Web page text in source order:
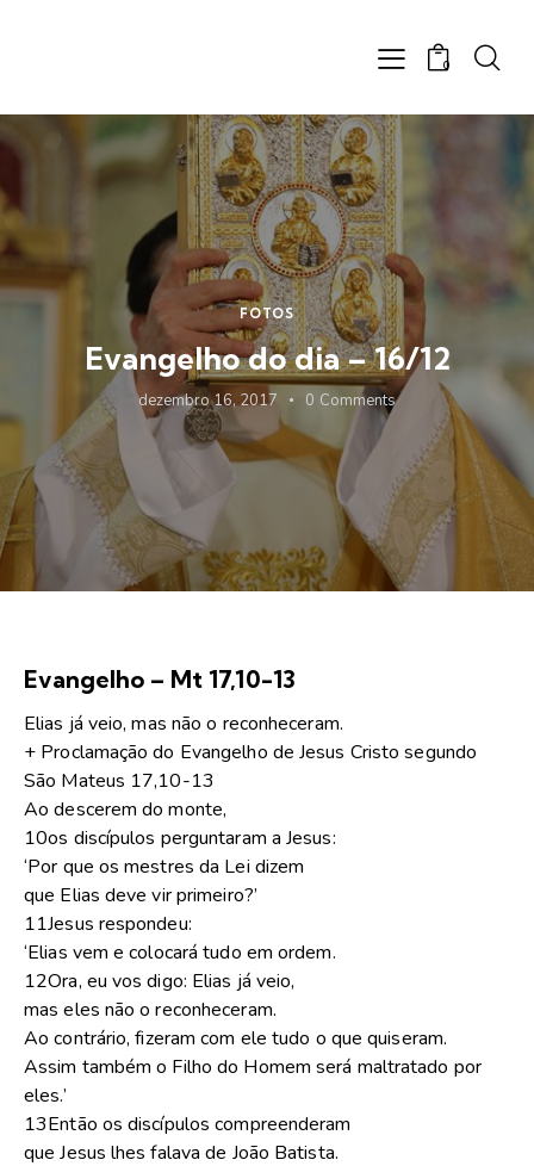
0
FOTOS
Evangelho do dia – 16/12
dezembro 16, 2017 0 Comments
Evangelho – Mt 17,10-13
Elias já veio, mas não o reconheceram.
+ Proclamação do Evangelho de Jesus Cristo segundo
São Mateus 17,10-13
Ao descerem do monte,
10os discípulos perguntaram a Jesus:
‘Por que os mestres da Lei dizem
que Elias deve vir primeiro?’
11Jesus respondeu:
‘Elias vem e colocará tudo em ordem.
12Ora, eu vos digo: Elias já veio,
mas eles não o reconheceram.
Ao contrário, fizeram com ele tudo o que quiseram.
Assim também o Filho do Homem será maltratado por
eles.’
13Então os discípulos compreenderam
que Jesus lhes falava de João Batista.